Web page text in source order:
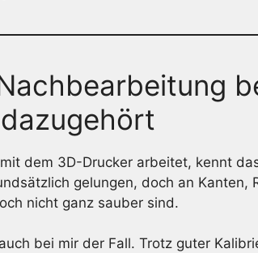
dem 3D-Drucker arbeitet, kennt
gelungen, doch an Kanten,
nicht ganz sauber sind.
bei mir der Fall. Trotz guter